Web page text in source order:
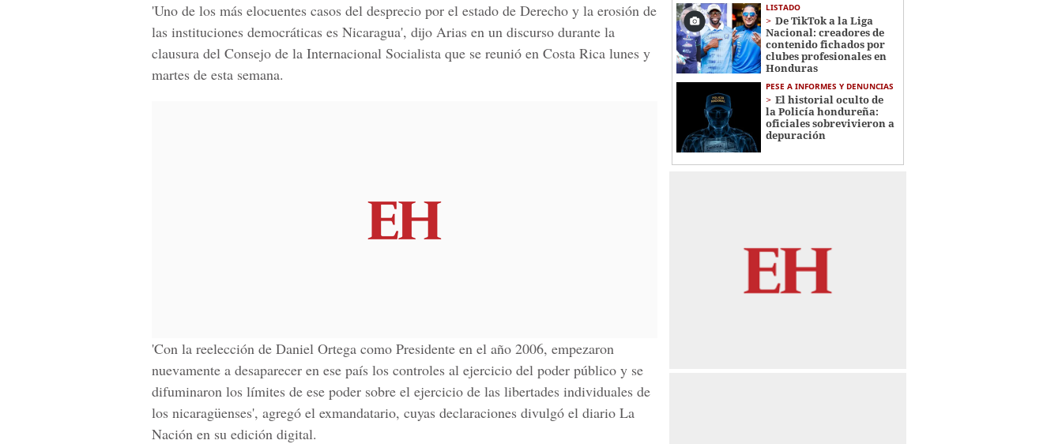
'Uno de los más elocuentes casos del desprecio por el estado de Derecho y la erosión de
las instituciones democráticas es Nicaragua', dijo Arias en un discurso durante la
clausura del Consejo de la Internacional Socialista que se reunió en Costa Rica lunes y
martes de esta semana.
'Con la reelección de Daniel Ortega como Presidente en el año 2006, empezaron
nuevamente a desaparecer en ese país los controles al ejercicio del poder público y se
difuminaron los límites de ese poder sobre el ejercicio de las libertades individuales de
los nicaragüenses', agregó el exmandatario, cuyas declaraciones divulgó el diario La
Nación en su edición digital.
LISTADO
De TikTok a la Liga
Nacional: creadores de
contenido fichados por
clubes profesionales en
Honduras
PESE A INFORMES Y DENUNCIAS
El historial oculto de
la Policía hondureña:
oficiales sobrevivieron a
depuración